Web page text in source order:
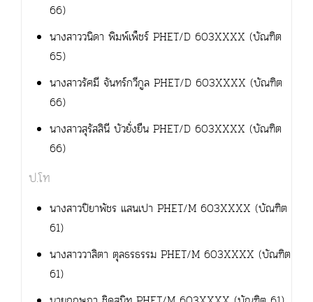
66)
นางสาววนิดา พิมพ์เพ็ชร์ PHET/D 603XXXX (บัณฑิต
65)
นางสาวรัศมี จันทร์กวีกูล PHET/D 603XXXX (บัณฑิต
66)
นางสาวสุรัสสินี บัวยั่งยืน PHET/D 603XXXX (บัณฑิต
66)
ป.โท
นางสาวปิยาพัชร แสนเปา PHET/M 603XXXX (บัณฑิต
61)
นางสาววาสิตา ตุลธรธรรม PHET/M 603XXXX (บัณฑิต
61)